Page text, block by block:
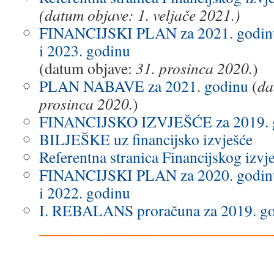
(datum objave: 1. veljače 2021.)
FINANCIJSKI PLAN za 2021.
i 2023. godinu
(datum objave: 31. prosinca 2020.)
PLAN NABAVE za 2021. godinu (
prosinca 2020.)
FINANCIJSKO IZVJEŠĆE za 2019.
BILJEŠKE uz financijsko izvješće
Referentna stranica Financijskog
FINANCIJSKI PLAN za 2020.
i 2022. godinu
I. REBALANS proračuna za 2019.